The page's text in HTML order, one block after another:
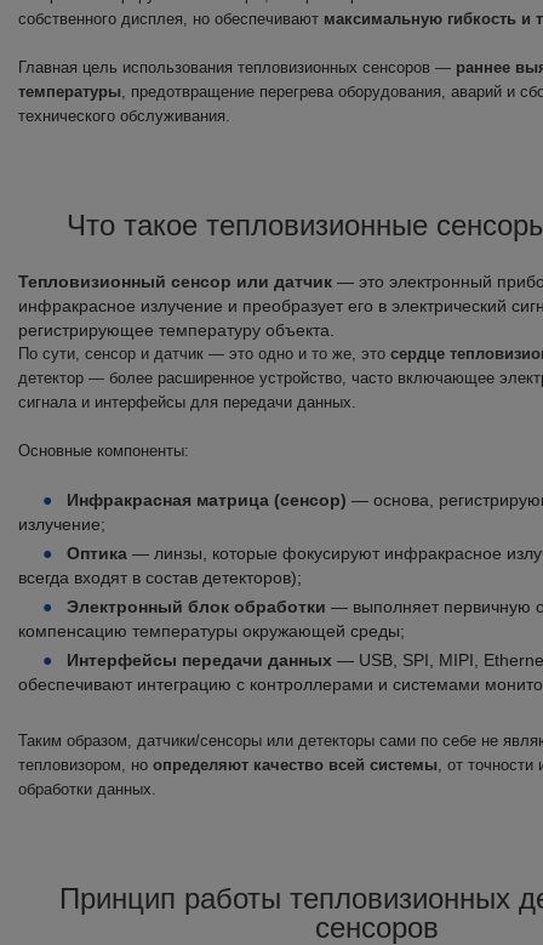
собственного дисплея, но обеспечивают максимальную гибкость и
Главная цель использования тепловизионных сенсоров — раннее
температуры, предотвращение перегрева оборудования, аварий и
технического обслуживания.
Что такое тепловизионные
Тепловизионный сенсор или датчик — это электронный
инфракрасное излучение и преобразует его в электрический
регистрирующее температуру объекта.
По сути, сенсор и датчик — это одно и то же, это сердце
детектор — более расширенное устройство, часто включающее
сигнала и интерфейсы для передачи данных.
Основные компоненты:
Инфракрасная матрица (сенсор) — основа,
излучение;
Оптика — линзы, которые фокусируют инфракрасное
всегда входят в состав детекторов);
Электронный блок обработки — выполняет первичную
компенсацию температуры окружающей среды;
Интерфейсы передачи данных — USB, SPI, MIPI,
обеспечивают интеграцию с контроллерами и системами
Таким образом, датчики/сенсоры или детекторы сами по себе не
тепловизором, но определяют качество всей системы, от точности
обработки данных.
Принцип работы тепловизионных
сенсоров